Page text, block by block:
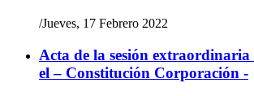
/Jueves, 17 Febrero 2022
Acta de la sesión
el – Constitución Corporación -